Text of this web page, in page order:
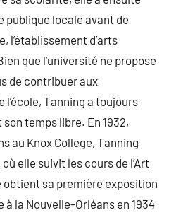
publique locale avant de
l’établissement d’arts
que l’université ne propose
de contribuer aux
Tanning a toujours
temps libre. En 1932,
au Knox College, Tanning
elle suivit les cours de l’Art
sa première exposition
la Nouvelle-Orléans en 1934